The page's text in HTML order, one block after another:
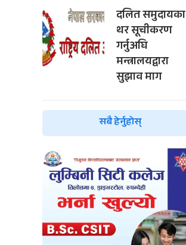
दलित समुदायका
थर सूचीकरण
गर्नुअघि
मन्त्रालयद्वारा
सुझाव माग
सबै हेर्नुहोस्